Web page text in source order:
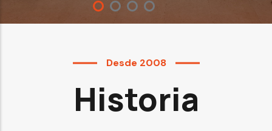
Desde 2008
Historia